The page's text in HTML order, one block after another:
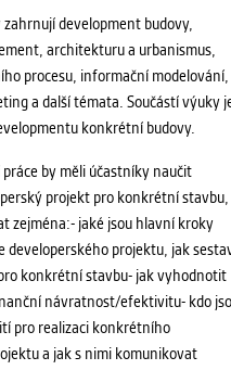
development budovy,
architekturu a urbanismus,
procesu, informační modelování,
a další témata. Součástí výuky
konkrétní budovy.
by měli účastníky naučit
projekt pro konkrétní stavbu,
zejména:- jaké jsou hlavní kroky
developerského projektu, jak
konkrétní stavbu- jak vyhodnotit
návratnost/efektivitu- kdo
pro realizaci konkrétního
a jak s nimi komunikovat